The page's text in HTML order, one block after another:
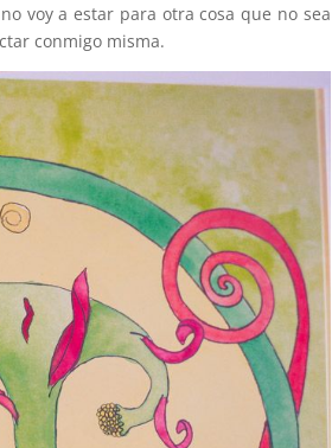
voy a estar para otra cosa que no sea
conmigo misma.